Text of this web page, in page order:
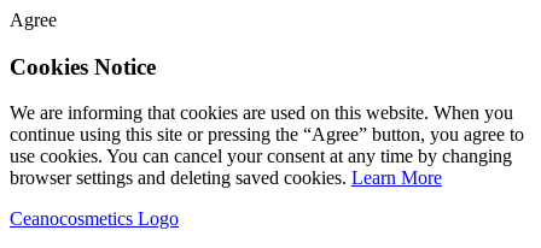
Agree
Cookies Notice
We are informing that cookies are used on this website. When you
continue using this site or pressing the “Agree” button, you agree to
use cookies. You can cancel your consent at any time by changing
browser settings and deleting saved cookies. Learn More
Ceanocosmetics Logo